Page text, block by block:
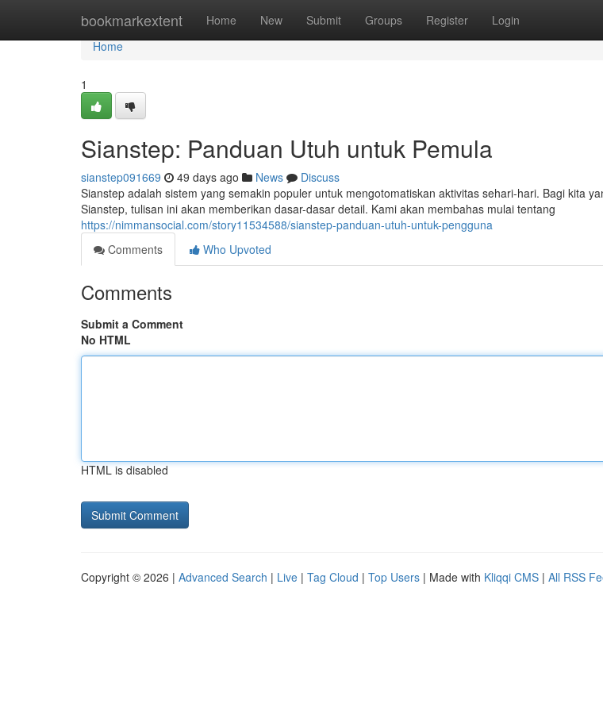
bookmarkextent Home New Submit Groups Register Login
Home
Home
1
Sianstep: Panduan Utuh untuk Pemula
sianstep091669 49 days ago News
Discuss
Sianstep adalah sistem yang semakin populer untuk mengotomatiskan aktivitas sehari-hari. Bagi kita
Sianstep, tulisan ini akan memberikan dasar-dasar detail. Kami akan membahas mulai tentang
https://nimmansocial.com/story11534588/sianstep-panduan-utuh-untuk-pengguna
Comments
Who Upvoted
Comments
Submit a Comment
No HTML
HTML is disabled
Copyright © 2026 | Advanced Search | Live | Tag Cloud | Top Users | Made with Kliqqi CMS | All RSS